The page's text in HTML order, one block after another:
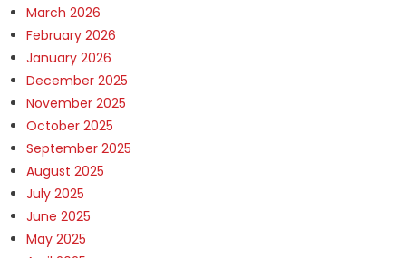
March 2026
February 2026
January 2026
December 2025
November 2025
October 2025
September 2025
August 2025
July 2025
June 2025
May 2025